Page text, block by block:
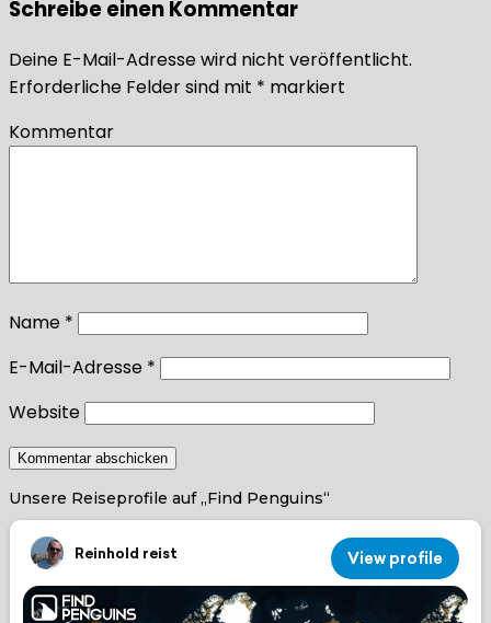
Schreibe einen Kommentar
Deine E-Mail-Adresse wird nicht veröffentlicht.
Erforderliche Felder sind mit * markiert
Kommentar
Name *
E-Mail-Adresse *
Website
Unsere Reiseprofile auf „Find Penguins“